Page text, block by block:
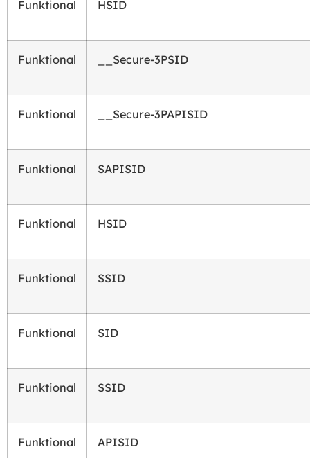
Funktional HSID
Funktional __Secure-3PSID
Funktional __Secure-3PAPISID
Funktional SAPISID
Funktional HSID
Funktional SSID
Funktional SID
Funktional SSID
Funktional APISID